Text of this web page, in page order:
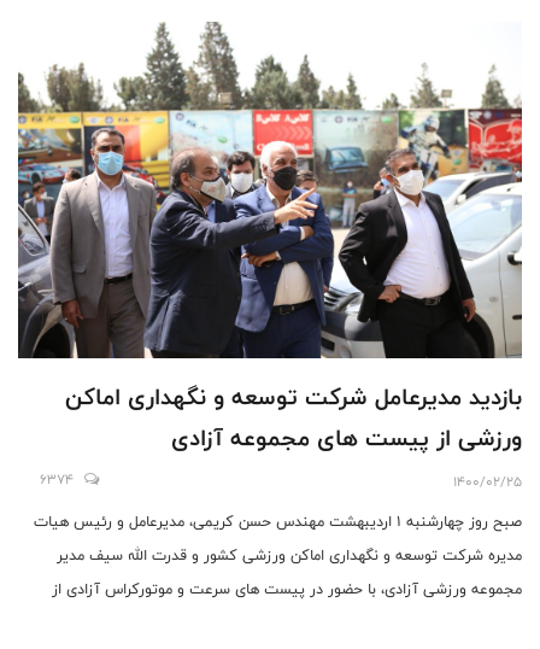
بازدید مدیرعامل شرکت توسعه و نگهداری اماکن
ورزشی از پیست های مجموعه آزادی
1400/02/25
6374
صبح روز چهارشنبه ۱ اردیبهشت مهندس حسن کریمی، مدیرعامل و رئیس هیات
مدیره شرکت توسعه و نگهداری اماکن ورزشی کشور و قدرت الله سیف مدیر
مجموعه ورزشی آزادی، با حضور در پیست های سرعت و موتورکراس آزادی از